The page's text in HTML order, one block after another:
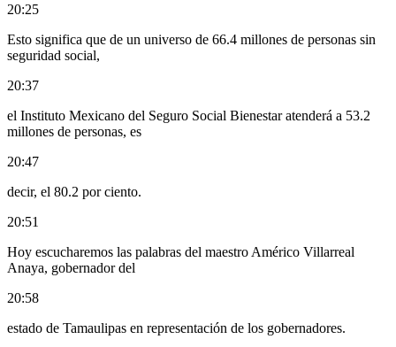
20:25
Esto significa que de un universo de 66.4 millones de personas sin
seguridad social,
20:37
el Instituto Mexicano del Seguro Social Bienestar atenderá a 53.2
millones de personas, es
20:47
decir, el 80.2 por ciento.
20:51
Hoy escucharemos las palabras del maestro Américo Villarreal
Anaya, gobernador del
20:58
estado de Tamaulipas en representación de los gobernadores.